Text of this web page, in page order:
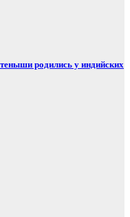
родились у индийских